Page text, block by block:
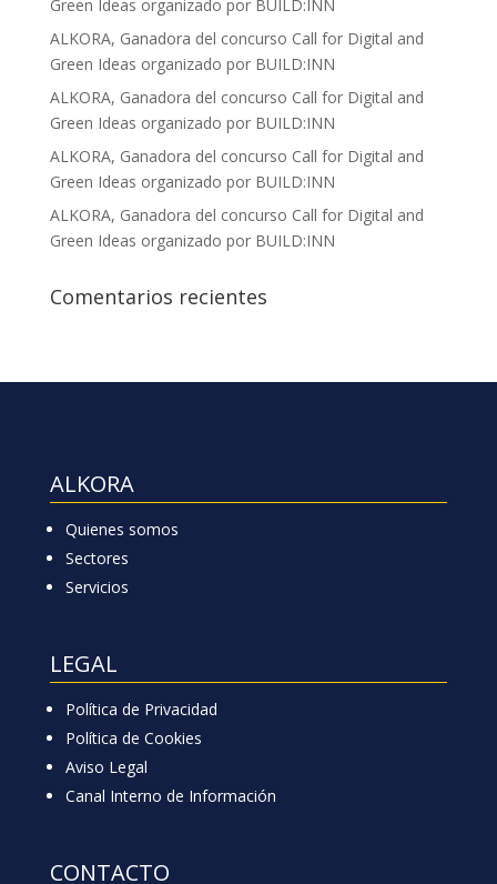
Green Ideas organizado por BUILD:INN
ALKORA, Ganadora del concurso Call for Digital and
Green Ideas organizado por BUILD:INN
ALKORA, Ganadora del concurso Call for Digital and
Green Ideas organizado por BUILD:INN
ALKORA, Ganadora del concurso Call for Digital and
Green Ideas organizado por BUILD:INN
ALKORA, Ganadora del concurso Call for Digital and
Green Ideas organizado por BUILD:INN
Comentarios recientes
ALKORA
Quienes somos
Sectores
Servicios
LEGAL
Política de Privacidad
Política de Cookies
Aviso Legal
Canal Interno de Información
CONTACTO